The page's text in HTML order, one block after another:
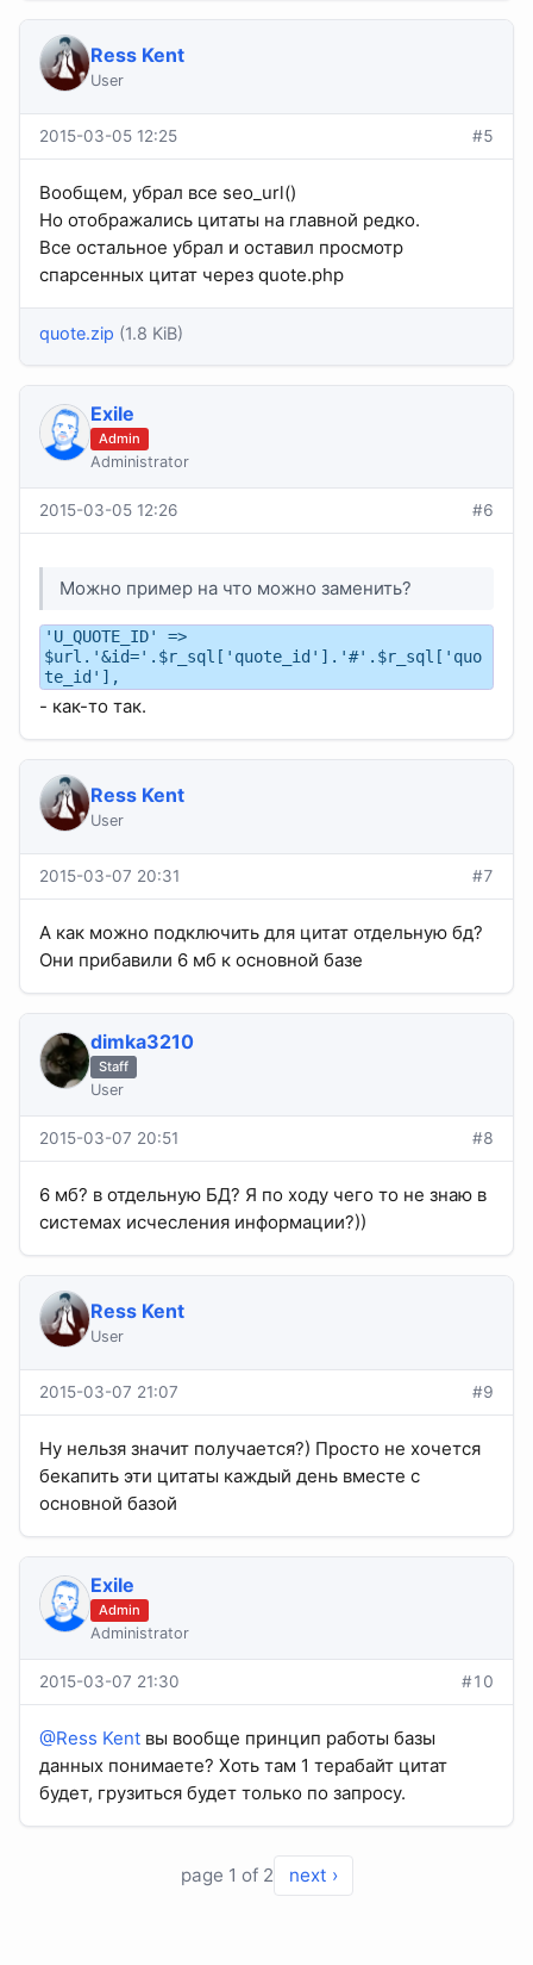
Ress Kent
User
2015-03-05 12:25 #5
Вообщем, убрал все seo_url()
Но отображались цитаты на главной редко.
Все остальное убрал и оставил просмотр
спарсенных цитат через quote.php
quote.zip (1.8 KiB)
Exile
Admin
Administrator
2015-03-05 12:26 #6
Можно пример на что можно заменить?
'U_QUOTE_ID' =>
$url.'&id='.$r_sql['quote_id'].'#'.$r_sql['quo
te_id'],
- как-то так.
Ress Kent
User
2015-03-07 20:31 #7
А как можно подключить для цитат отдельную бд?
Они прибавили 6 мб к основной базе
dimka3210
Staff
User
2015-03-07 20:51 #8
6 мб? в отдельную БД? Я по ходу чего то не знаю в
системах исчесления информации?))
Ress Kent
User
2015-03-07 21:07 #9
Ну нельзя значит получается?) Просто не хочется
бекапить эти цитаты каждый день вместе с
основной базой
Exile
Admin
Administrator
2015-03-07 21:30 #10
@Ress Kent вы вообще принцип работы базы
данных понимаете? Хоть там 1 терабайт цитат
будет, грузиться будет только по запросу.
page 1 of 2 next ›